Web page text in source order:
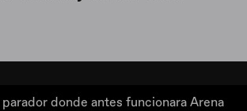
donde antes funcionara Arena